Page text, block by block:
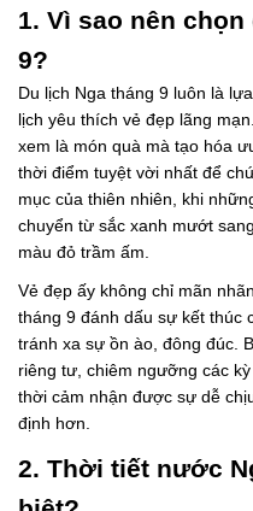
1. Vì sao nên
9?
Du lịch Nga tháng 9 luôn là
lịch yêu thích vẻ đẹp lãng
xem là món quà mà tạo hóa
thời điểm tuyệt vời nhất để
mục của thiên nhiên, khi
chuyển từ sắc xanh mướt
màu đỏ trầm ấm.
Vẻ đẹp ấy không chỉ mãn
tháng 9 đánh dấu sự kết thúc
tránh xa sự ồn ào, đông đúc.
riêng tư, chiêm ngưỡng các
thời cảm nhận được sự dễ
định hơn.
2. Thời tiết nước